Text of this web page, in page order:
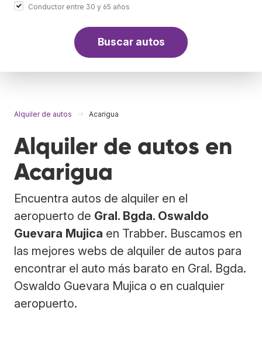
Conductor entre 30 y 65 años
Buscar autos
Alquiler de autos Acarigua
Alquiler de autos en
Acarigua
Encuentra autos de alquiler en el
aeropuerto de Gral. Bgda. Oswaldo
Guevara Mujica en Trabber. Buscamos en
las mejores webs de alquiler de autos para
encontrar el auto más barato en Gral. Bgda.
Oswaldo Guevara Mujica o en cualquier
aeropuerto.